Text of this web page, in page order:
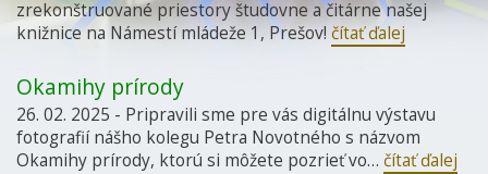
zrekonštruované priestory študovne a čitárne našej
knižnice na Námestí mládeže 1, Prešov! čítať ďalej
Okamihy prírody
26. 02. 2025 - Pripravili sme pre vás digitálnu výstavu
fotografií nášho kolegu Petra Novotného s názvom
Okamihy prírody, ktorú si môžete pozrieť vo… čítať ďalej